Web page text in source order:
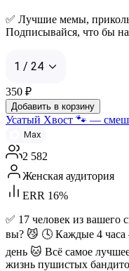
✅ Лучшие мемы,
Подписывайся, что бы
1 / 24
350 ₽
Добавить в корзину
Усатый Хвост 🐾 —
Max
2 582
Женская аудитория
ERR 16%
✅ 17 человек из вашего
вы? 😼 🕓 Каждые 4
день 🐱 Всё самое
жизнь пушистых